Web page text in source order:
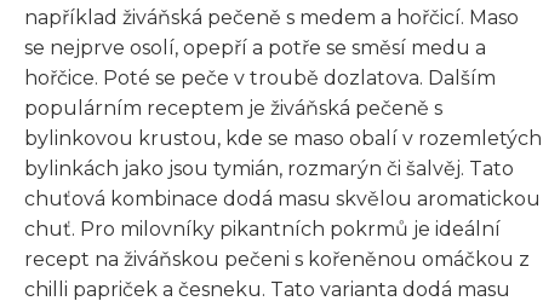
například živáňská pečeně s medem a hořčicí. Maso
se nejprve osolí, opepří a potře se směsí medu a
hořčice. Poté se peče v troubě dozlatova. Dalším
populárním receptem je živáňská pečeně s
bylinkovou krustou, kde se maso obalí v rozemletých
bylinkách jako jsou tymián, rozmarýn či šalvěj. Tato
chuťová kombinace dodá masu skvělou aromatickou
chuť. Pro milovníky pikantních pokrmů je ideální
recept na živáňskou pečeni s kořeněnou omáčkou z
chilli papriček a česneku. Tato varianta dodá masu